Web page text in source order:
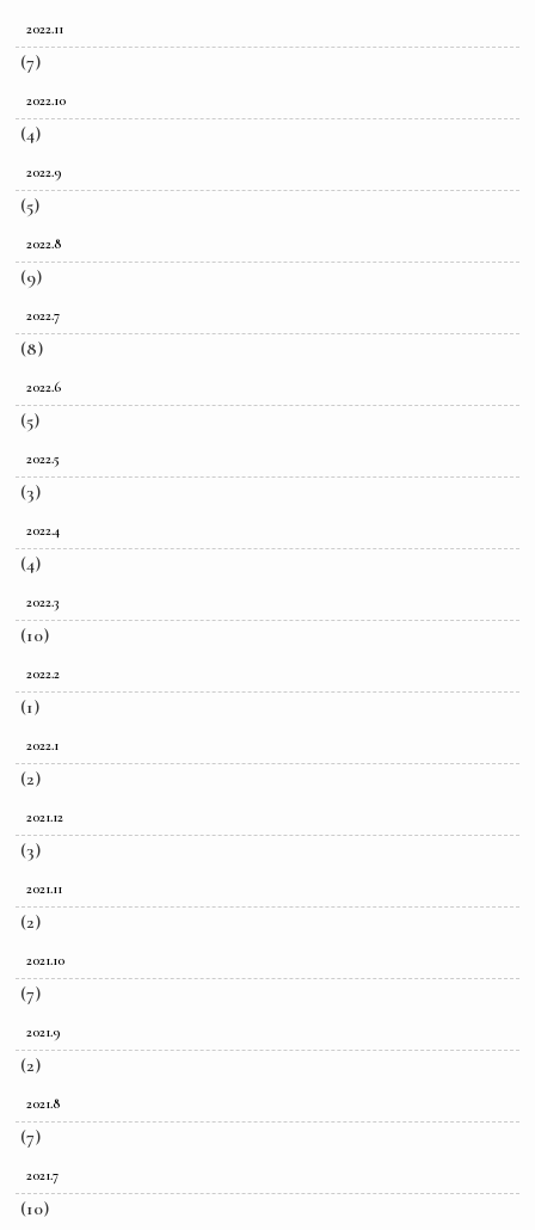
2022.11
(7)
2022.10
(4)
2022.9
(5)
2022.8
(9)
2022.7
(8)
2022.6
(5)
2022.5
(3)
2022.4
(4)
2022.3
(10)
2022.2
(1)
2022.1
(2)
2021.12
(3)
2021.11
(2)
2021.10
(7)
2021.9
(2)
2021.8
(7)
2021.7
(10)